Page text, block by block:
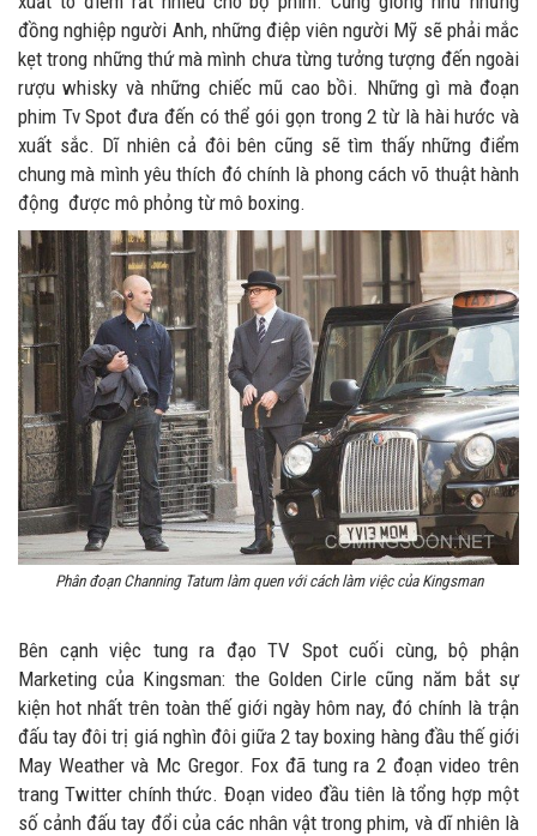
đồng nghiệp người Anh, những điệp viên người Mỹ sẽ phải mắc
kẹt trong những thứ mà mình chưa từng tưởng tượng đến ngoài
rượu whisky và những chiếc mũ cao bồi. Những gì mà đoạn
phim Tv Spot đưa đến có thể gói gọn trong 2 từ là hài hước và
xuất sắc. Dĩ nhiên cả đôi bên cũng sẽ tìm thấy những điểm
chung mà mình yêu thích đó chính là phong cách võ thuật hành
động được mô phỏng từ mô boxing.
Phân đoạn Channing Tatum làm quen với cách làm việc của Kingsman
Bên cạnh việc tung ra đạo TV Spot cuối cùng, bộ phận
Marketing của Kingsman: the Golden Cirle cũng năm bắt sự
kiện hot nhất trên toàn thế giới ngày hôm nay, đó chính là trận
đấu tay đôi trị giá nghìn đôi giữa 2 tay boxing hàng đầu thế giới
May Weather và Mc Gregor. Fox đã tung ra 2 đoạn video trên
trang Twitter chính thức. Đoạn video đầu tiên là tổng hợp một
số cảnh đấu tay đổi của các nhân vật trong phim, và dĩ nhiên là